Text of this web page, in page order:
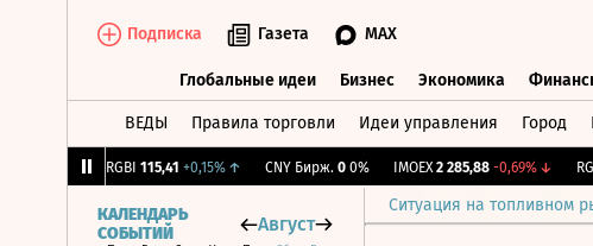
Подписка Газета MAX
Глобальные идеи Бизнес Экономика
ВЕДЫ Правила торговли Идеи управления Город
RGBI 115,41 +0,15%↑ CNY Бирж. 0 0% IMOEX 2 285,88 -0,69%↓
Ситуация на топливном
КАЛЕНДАРЬ
СОБЫТИЙ
Август